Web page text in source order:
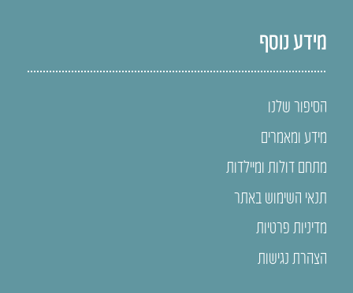
מידע נוסף
הסיפור שלנו
מידע ומאמרים
מתחם דולות ומיילדות
תנאי השימוש באתר
מדיניות פרטיות
הצהרת נגישות